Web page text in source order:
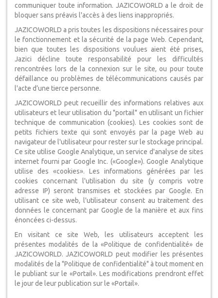
communiquer toute information. JAZICOWORLD a le droit de
bloquer sans préavis l'accès à des liens inappropriés.
JAZICOWORLD a pris toutes les dispositions nécessaires pour
le fonctionnement et la sécurité de la page Web. Cependant,
bien que toutes les dispositions voulues aient été prises,
Jazici décline toute responsabilité pour les difficultés
rencontrées lors de la connexion sur le site, ou pour toute
défaillance ou problèmes de télécommunications causés par
l'acte d’une tierce personne.
JAZICOWORLD peut recueillir des informations relatives aux
utilisateurs et leur utilisation du "portail" en utilisant un fichier
technique de communication (cookies). Les cookies sont de
petits fichiers texte qui sont envoyés par la page Web au
navigateur de l'utilisateur pour rester sur le stockage principal.
Ce site utilise Google Analytique, un service d'analyse de sites
internet fourni par Google Inc. («Google»). Google Analytique
utilise des «cookies». Les informations générées par les
cookies concernant l'utilisation du site (y compris votre
adresse IP) seront transmises et stockées par Google. En
utilisant ce site web, l'utilisateur consent au traitement des
données le concernant par Google de la manière et aux fins
énoncées ci-dessus.
En visitant ce site Web, les utilisateurs acceptent les
présentes modalités de la «Politique de confidentialité» de
JAZICOWORLD. JAZICOWORLD peut modifier les présentes
modalités de la "Politique de confidentialité" à tout moment en
le publiant sur le «Portail». Les modifications prendront effet
le jour de leur publication sur le «Portail».